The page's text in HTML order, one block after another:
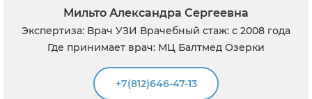
Мильто Александра Сергеевна
Экспертиза: Врач УЗИ Врачебный стаж: с 2008 года
Где принимает врач: МЦ Балтмед Озерки
+7(812)646-47-13